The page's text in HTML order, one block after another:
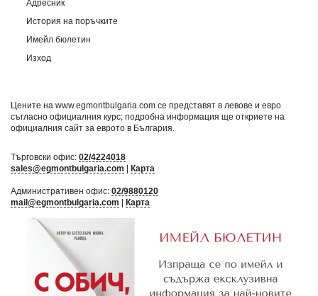
Адресник
История на поръчките
Имейл бюлетин
Изход
Цените на www.egmontbulgaria.com се представят в левове и евро
съгласно официалния курс; подробна информация ще откриете на
официалния сайт за еврото в България
Търговски офис: 02/4224018
sales@egmontbulgaria.com
Карта
Административен офис: 02/9880120
mail@egmontbulgaria.com
Карта